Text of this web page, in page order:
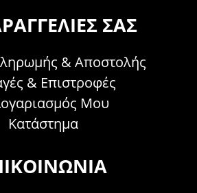
ΣΑΣ
& Αποστολής
& Επιστροφές
Μου
Κατάστημα